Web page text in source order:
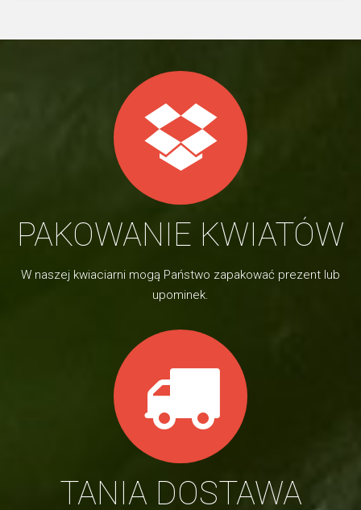
PAKOWANIE KWIATÓW
W naszej kwiaciarni mogą Państwo zapakować prezent lub
upominek.
TANIA DOSTAWA